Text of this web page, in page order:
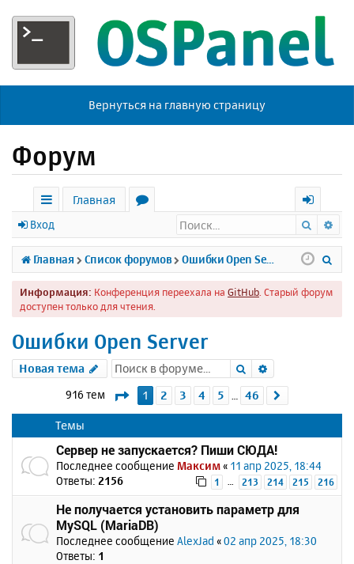
Вернуться на главную страницу
Форум
с
ы
л
к
Главная
р
у
м
х
о
д
Вход Поиск
Главная Список форумов
Информация: Конференция переехала на GitHub . Старый форум
доступен только для чтения.
Ошибки Open Server
Новая тема Поиск
916 тем Страница1 из 46
1 2 3 4 5 46
Темы
Сервер не запускается? Пиши СЮДА!
Последнее сообщение Максим « 11 апр 2025, 18:44
Ответы: 2156 1 … 213 214 215 216
Не получается установить параметр для
MySQL (MariaDB)
Последнее сообщение AlexJad «02 апр 2025, 18:30
Ответы: 1